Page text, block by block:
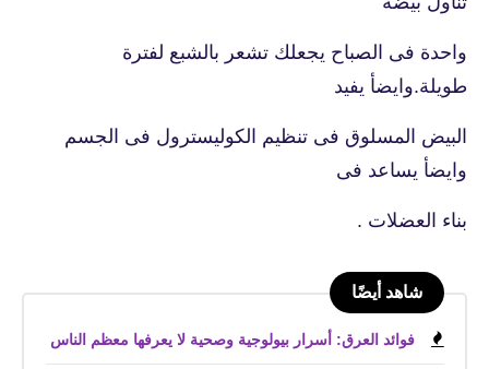
واحدة فى الصباح يجعلك تشعر بالشبع لفترة
طويلة.وايضأ يفيد
البيض المسلوق فى تنظيم الكوليسترول فى الجسم
وايضأ يساعد فى
بناء العضلات .
شاهد أيضًا
فوائد العرق: أسرار بيولوجية وصحية لا يعرفها معظم الناس